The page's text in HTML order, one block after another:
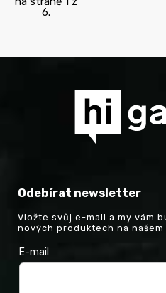
6.
Odebírat newsletter
Vložte svůj e-mail a my vám
nových produktech na našem
E-mail